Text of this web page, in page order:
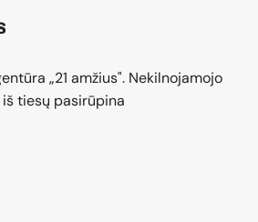
„21 amžius". Nekilnojamojo
tiesų pasirūpina